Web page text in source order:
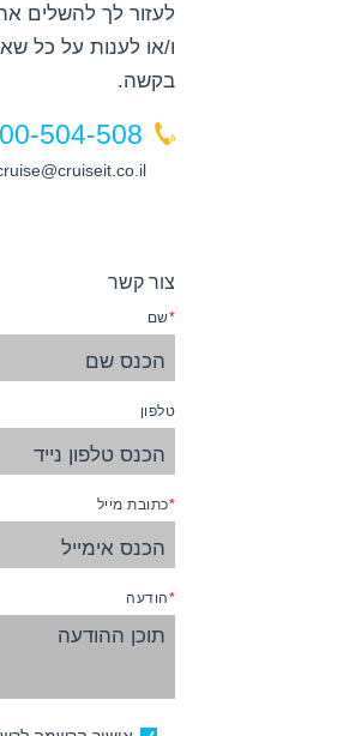
לעזור לך להשלים
ו/או לענות על כל
בקשה.
504-508
צור קשר
שם
טלפון
כתובת מייל
הודעה